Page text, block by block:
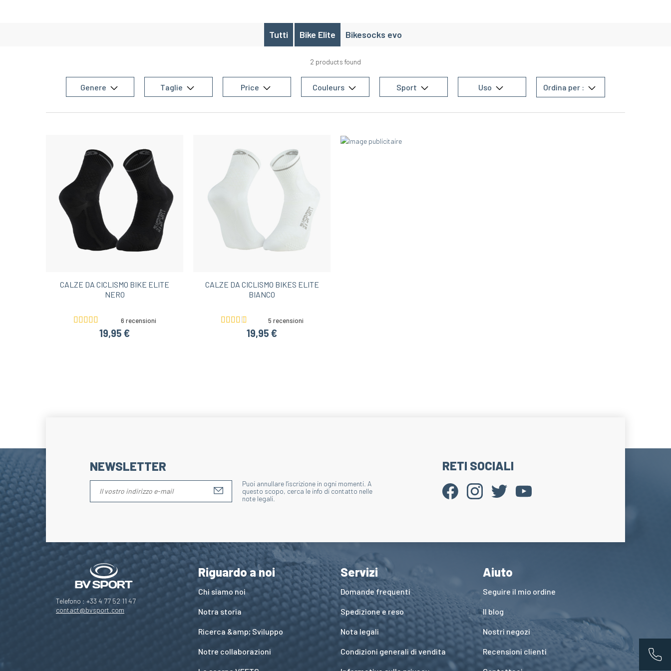
Tutti Bike Elite Bikesocks evo
2 products found
Genere Taglie Price Couleurs Sport Uso Ordina per :
CALZE DA CICLISMO BIKE ELITE
NERO
6 recensioni
19,95 €
CALZE DA CICLISMO BIKES ELITE
BIANCO
5 recensioni
19,95 €
NEWSLETTER
S'INSCRIRE À LA NEWSLETTER
Puoi annullare l'iscrizione in ogni momenti. A
questo scopo, cerca le info di contatto nelle
note legali.
RETI SOCIALI
Telefono : +33 4 77 52 11 47
contact@bvsport.com
Riguardo a noi
Chi siamo noi
Notra storia
Ricerca &amp; Sviluppo
Notre collaborazioni
Servizi
Domande frequenti
Spedizione e reso
Nota legali
Condizioni generali di vendita
Aiuto
Seguire il mio ordine
Il blog
Nostri negozi
Recensioni clienti